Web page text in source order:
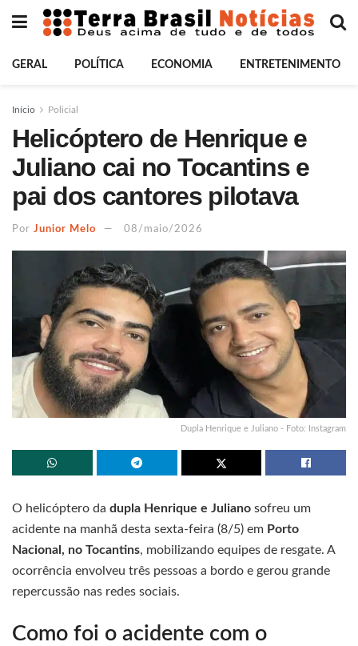
GERAL POLÍTICA ECONOMIA ENTRETENIMENTO
Início Policial
Helicóptero de Henrique e
Juliano cai no Tocantins e
pai dos cantores pilotava
Por Junior Melo 08/maio/2026
Dupla Henrique e Juliano - Foto: Instagram
O helicóptero da dupla Henrique e Juliano sofreu um
acidente na manhã desta sexta-feira (8/5) em Porto
Nacional, no Tocantins, mobilizando equipes de resgate. A
ocorrência envolveu três pessoas a bordo e gerou grande
repercussão nas redes sociais.
Como foi o acidente com o